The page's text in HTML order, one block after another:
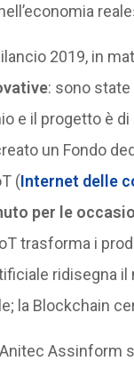
2019, in
: sono state
e il progetto è
un Fondo
(Internet delle
per le
trasforma i
ridisegna
la Blockchain
Assinform